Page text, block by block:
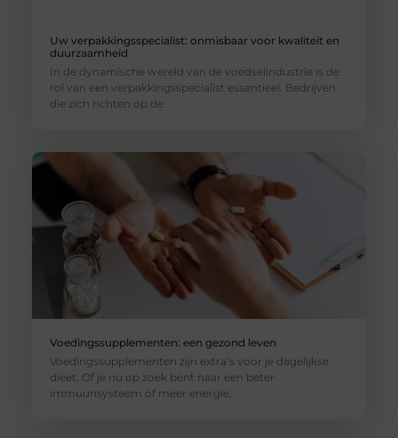
Uw verpakkingsspecialist: onmisbaar voor kwaliteit en
duurzaamheid
In de dynamische wereld van de voedselindustrie is de
rol van een verpakkingsspecialist essentieel. Bedrijven
die zich richten op de
Voedingssupplementen: een gezond leven
Voedingssupplementen zijn extra’s voor je dagelijkse
dieet. Of je nu op zoek bent naar een beter
immuunsysteem of meer energie,